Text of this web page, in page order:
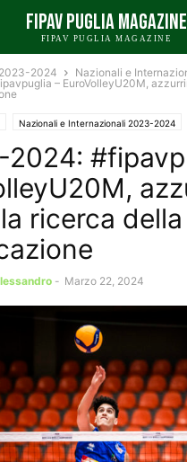
FIPAV PUGLIA MAGAZINE
FIPAV PUGLIA MAGAZINE
2024
Nazionali e
– EuroVolleyU20M,
Nazionali e Internazionali 2023-2024
2023-2024
ricerca della
- Marzo 22, 2024